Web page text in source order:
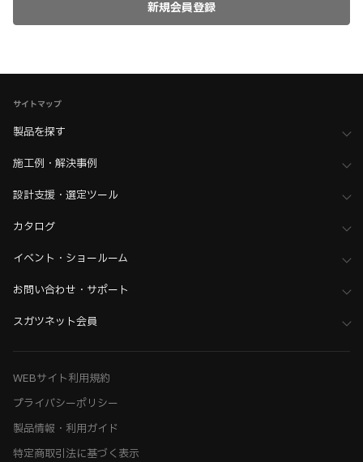
サイトマップ
製品を探す
施工例・解決事例
設計支援・選定ツール
カタログ
イベント・ショールーム
お問い合わせ・サポート
スガツネット会員
WEBサイト利用規約
プライバシーポリシー
製品情報・利用ガイド
特定商取引法に基づく表示